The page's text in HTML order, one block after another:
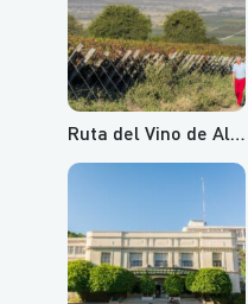
Ruta del Vino de Altura